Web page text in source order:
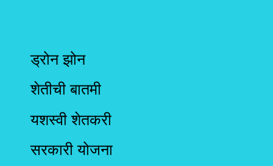
ड्रोन झोन
शेतीची बातमी
यशस्वी शेतकरी
सरकारी योजना